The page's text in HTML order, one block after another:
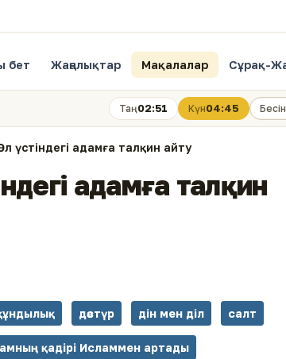
бет Жаңалықтар Мақалалар Сұрақ-
Таң02:51 Күн04:45 Бесін
үстіндегі адамға талқин айту
адамға талқин
дәстүр дін мен діл салт
қадірі Исламмен артады